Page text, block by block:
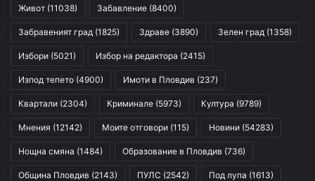
Живот (11038) Забавление (8400)
Забравеният град (1825) Здраве (3890) Зелен град (1358)
Избори (5021) Избор на редактора (2415)
Изпод тепето (4900) Имоти в Пловдив (237)
Квартали (2304) Криминале (5973) Култура (9789)
Мнения (12142) Моите отговори (115) Новини (54283)
Нощна смяна (1484) Образование в Пловдив (736)
Община Пловдив (2143) ПУЛС (2542) Под лупа (1613)